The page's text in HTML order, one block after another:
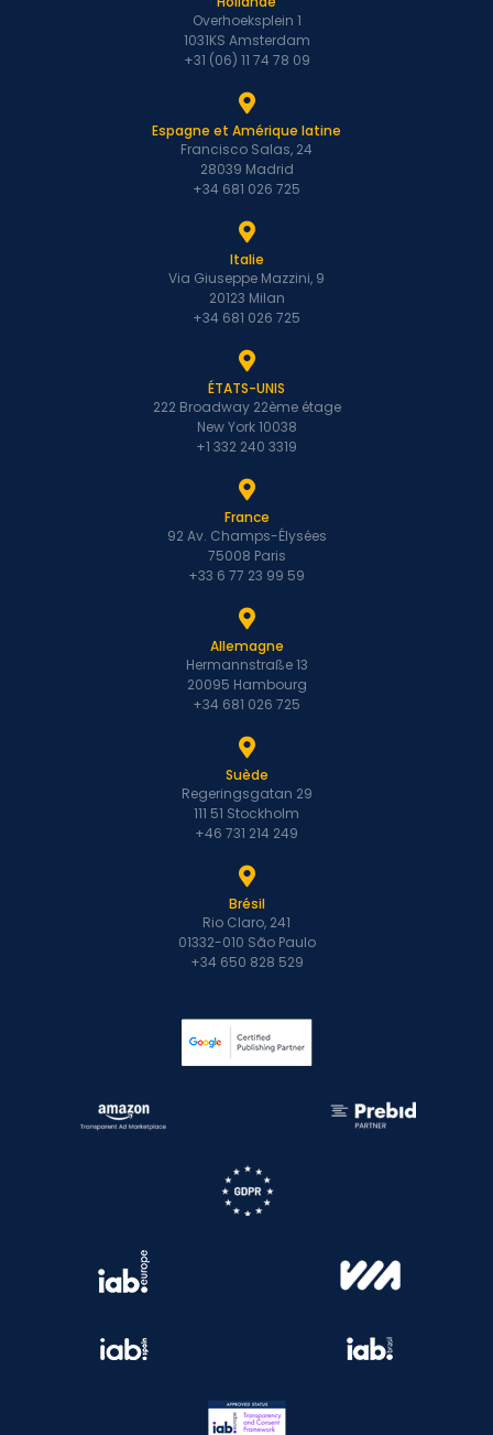
Overhoeksplein 1
1031KS Amsterdam
+31 (06) 11 74 78 09
Espagne et Amérique latine
Francisco Salas, 24
28039 Madrid
+34 681 026 725
Italie
Via Giuseppe Mazzini, 9
20123 Milan
+34 681 026 725
ÉTATS-UNIS
222 Broadway 22ème étage
New York 10038
+1 332 240 3319
France
92 Av. Champs-Élysées
75008 Paris
+33 6 77 23 99 59
Allemagne
Hermannstraße 13
20095 Hambourg
+34 681 026 725
Suède
Regeringsgatan 29
111 51 Stockholm
+46 731 214 249
Brésil
Rio Claro, 241
01332-010 São Paulo
+34 650 828 529